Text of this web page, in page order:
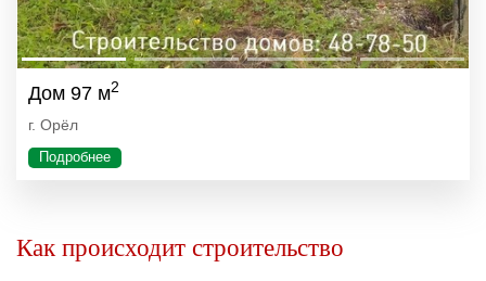
Дом 97 м2
г. Орёл
Подробнее
Как происходит строительство